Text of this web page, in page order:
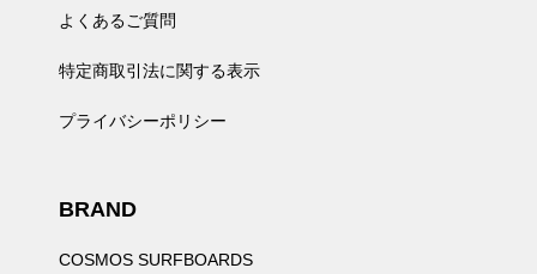
よくあるご質問
特定商取引法に関する表示
プライバシーポリシー
BRAND
COSMOS SURFBOARDS